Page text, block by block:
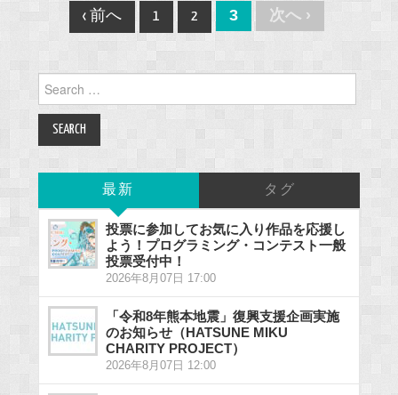
Post
navigation
‹ 前へ 1 2 3 次へ ›
Search
for:
最新 タグ
投票に参加してお気に入り作品を応援し
よう！プログラミング・コンテスト一般
投票受付中！
2026年8月07日 17:00
「令和8年熊本地震」復興支援企画実施
のお知らせ（HATSUNE MIKU
CHARITY PROJECT）
2026年8月07日 12:00